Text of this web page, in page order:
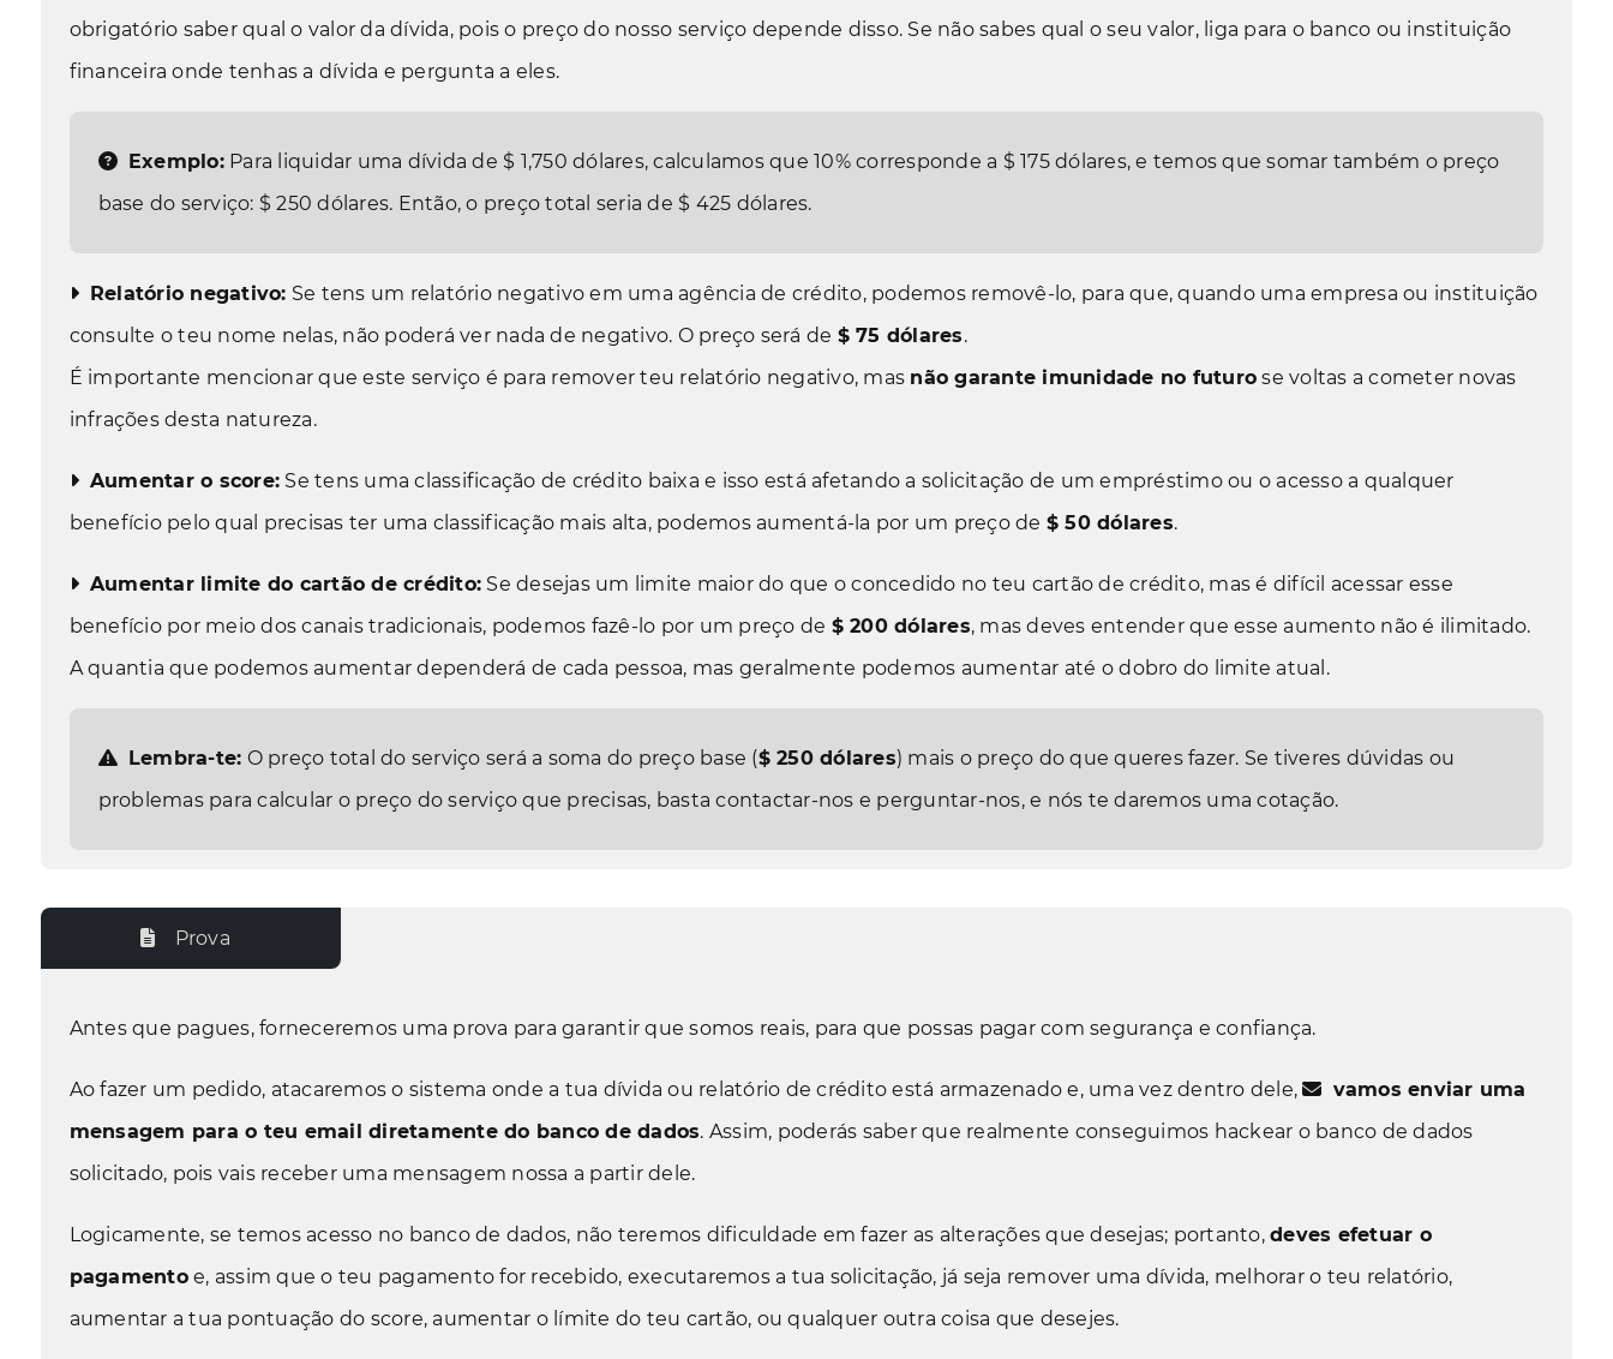
obrigatório saber qual o valor da dívida, pois o preço do nosso serviço depende disso. Se não sabes qual o seu valor, liga para o banco ou instituição
financeira onde tenhas a dívida e pergunta a eles.
Exemplo:Para liquidar uma dívida de $ 1,750 dólares, calculamos que10%corresponde a $ 175 dólares, e temos que somar também o preço
base do serviço: $ 250dólares. Então, o preço total seria de $ 425 dólares.
Relatório negativo: Se tens um relatório negativo em uma agência de crédito, podemos removê-lo, para que, quando uma empresa ou instituição
consulte o teu nome nelas, não poderá ver nada de negativo. O preço será de $ 75 dólares.
É importante mencionar que este serviço é para remover teu relatório negativo, mas não garante imunidade no futuro se voltas a cometer novas
infrações desta natureza.
Aumentar o score: Se tens uma classificação de crédito baixa e isso está afetando a solicitação de um empréstimo ou o acesso a qualquer
benefício pelo qual precisas ter uma classificação mais alta, podemos aumentá-la por um preço de $ 50dólares.
Aumentar limite do cartão de crédito: Se desejas um limite maior do que o concedido no teu cartão de crédito, mas é difícil acessar esse
benefício por meio dos canais tradicionais, podemos fazê-lo por um preço de $ 200dólares, mas deves entender que esse aumento não é ilimitado.
A quantia que podemos aumentar dependerá de cada pessoa, mas geralmente podemos aumentar até o dobro do limite atual.
Lembra-te: O preço total do serviço será a soma do preço base ($ 250dólares) mais o preço do que queres fazer. Se tiveres dúvidas ou
problemas para calcular o preço do serviço que precisas, basta contactar-nos e perguntar-nos, e nós te daremos uma cotação.
Prova
Antes que pagues, forneceremos uma prova para garantir que somos reais, para que possas pagar com segurança e confiança.
Ao fazer um pedido, atacaremos o sistema onde a tua dívida ou relatório de crédito está armazenado e, uma vez dentro dele,
vamos enviar uma
mensagem para o teu email diretamente do banco de dados. Assim, poderás saber que realmente conseguimos hackear o banco de dados
solicitado, pois vais receber uma mensagem nossa a partir dele.
Logicamente, se temos acesso no banco de dados, não teremos dificuldade em fazer as alterações que desejas; portanto,deves efetuar o
pagamentoe, assim que o teu pagamento for recebido, executaremos a tua solicitação, já seja remover uma dívida, melhorar o teu relatório,
aumentar a tua pontuação do score, aumentar o límite do teu cartão, ou qualquer outra coisa que desejes.